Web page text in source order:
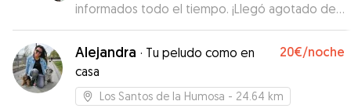
informados todo el tiempo. ¡Llegó agotado de
lo bien que se lo pasó!”
Alejandra · Tu peludo como en
casa
20€/noche
Los Santos de la Humosa - 24.64 km